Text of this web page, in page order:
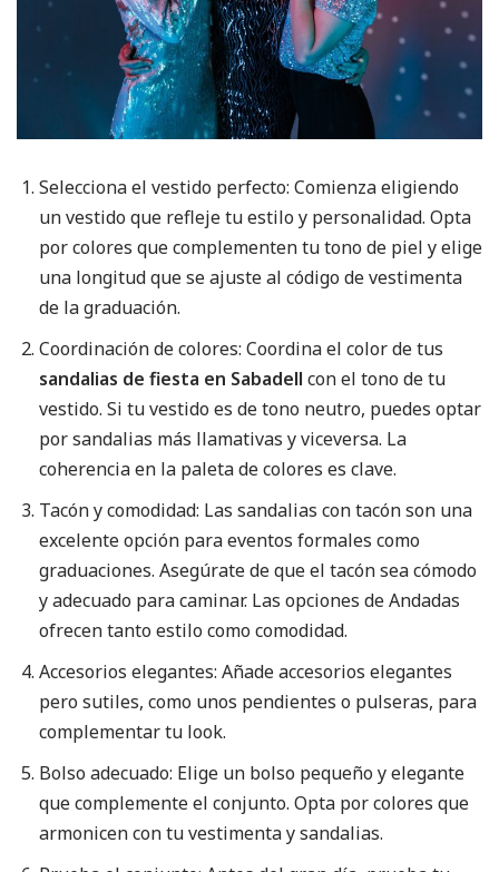
Selecciona el vestido perfecto: Comienza eligiendo
un vestido que refleje tu estilo y personalidad. Opta
por colores que complementen tu tono de piel y elige
una longitud que se ajuste al código de vestimenta
de la graduación.
Coordinación de colores: Coordina el color de tus
sandalias de fiesta en Sabadell con el tono de tu
vestido. Si tu vestido es de tono neutro, puedes optar
por sandalias más llamativas y viceversa. La
coherencia en la paleta de colores es clave.
Tacón y comodidad: Las sandalias con tacón son una
excelente opción para eventos formales como
graduaciones. Asegúrate de que el tacón sea cómodo
y adecuado para caminar. Las opciones de Andadas
ofrecen tanto estilo como comodidad.
Accesorios elegantes: Añade accesorios elegantes
pero sutiles, como unos pendientes o pulseras, para
complementar tu look.
Bolso adecuado: Elige un bolso pequeño y elegante
que complemente el conjunto. Opta por colores que
armonicen con tu vestimenta y sandalias.